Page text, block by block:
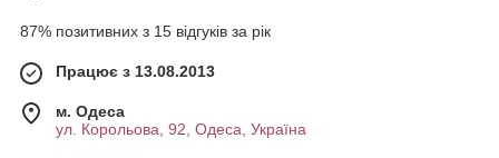
87% позитивних з 15 відгуків за рік
Працює з 13.08.2013
м. Одеса
ул. Корольова, 92, Одеса, Україна